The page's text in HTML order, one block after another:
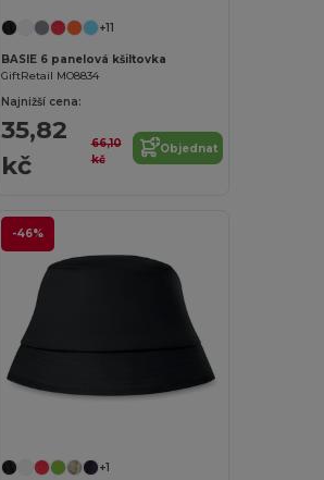
+11
BASIE 6 panelová kšiltovka
GiftRetail MO8834
Najnižší cena:
35,82
kč
66,10
kč
Objednat
-46%
+1